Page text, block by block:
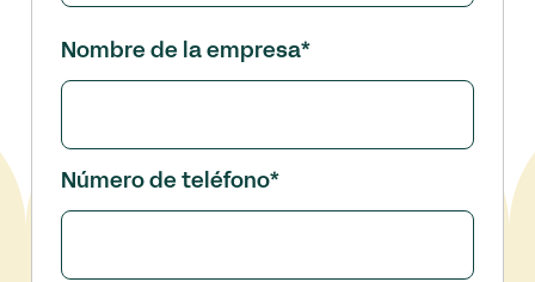
Nombre de la empresa*
Número de teléfono*